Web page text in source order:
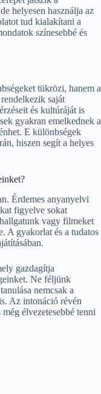
helyesen használja az
tud kialakítani a
színesebbé és
tükrözi, hanem a
saját
és kultúráját is
gyakran emelkednek a
E különbségek
hiszen segít a helyes
Érdemes anyanyelvi
figyelve sokat
vagy filmeket
A gyakorlat és a tudatos
gazdagítja
Ne féljünk
nemcsak a
Az intonáció révén
élvezetesebbé tenni